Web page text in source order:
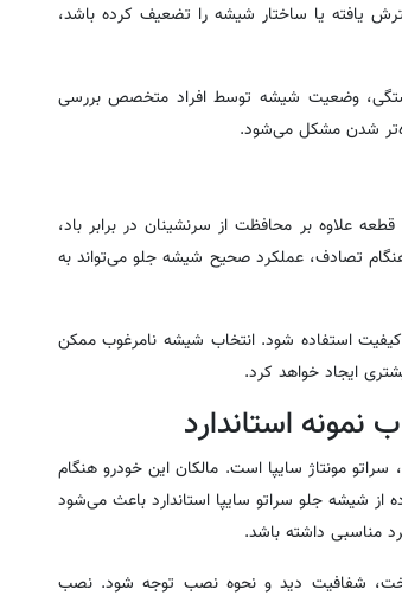
یافته یا ساختار شیشه را تضعیف کرده باشد،
وضعیت شیشه توسط افراد متخصص بررسی
شدن مشکل می‌شود.
علاوه بر محافظت از سرنشینان در برابر باد،
تصادف، عملکرد صحیح شیشه جلو می‌تواند به
استفاده شود. انتخاب شیشه نامرغوب ممکن
ایجاد خواهد کرد.
استاندارد
مونتاژ سایپا است. مالکان این خودرو هنگام
شیشه جلو سراتو سایپا استاندارد باعث می‌شود
مناسبی داشته باشد.
شفافیت دید و نحوه نصب توجه شود. نصب